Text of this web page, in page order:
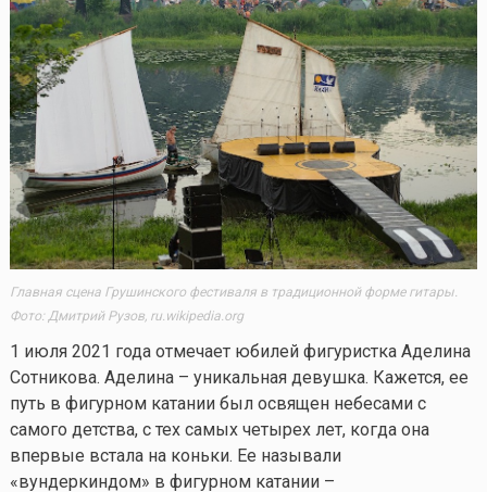
Главная сцена Грушинского фестиваля в традиционной форме гитары.
Фото: Дмитрий Рузов, ru.wikipedia.org
1 июля 2021 года отмечает юбилей фигуристка Аделина
Сотникова. Аделина – уникальная девушка. Кажется, ее
путь в фигурном катании был освящен небесами с
самого детства, с тех самых четырех лет, когда она
впервые встала на коньки. Ее называли
«вундеркиндом» в фигурном катании –